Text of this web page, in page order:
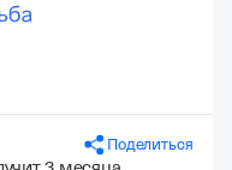
Поделиться